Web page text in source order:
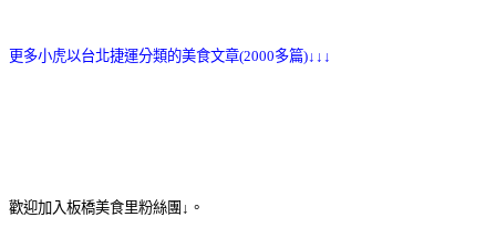
更多小虎以台北捷運分類的美食文章(2000多篇)↓↓↓
歡迎加入板橋美食里粉絲團↓。